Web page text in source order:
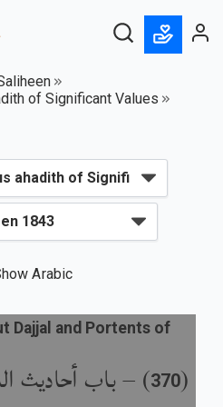
of Significant Values
Arabic
(
370
) –باب أحاديث
Dajjal and Portents of